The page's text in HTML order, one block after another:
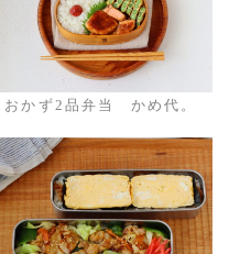
おかず2品弁当 かめ代。